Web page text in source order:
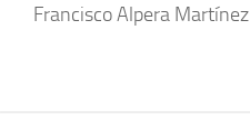
Francisco Alpera Martínez